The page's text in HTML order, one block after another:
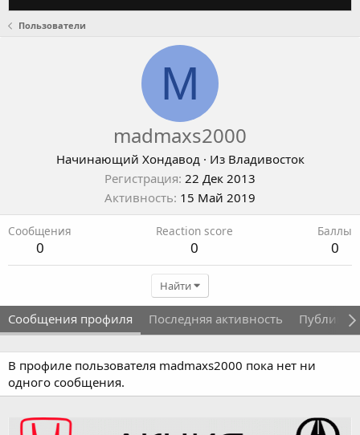
Пользователи
M
madmaxs2000
Начинающий Хондавод · Из Владивосток
Регистрация 22 Дек 2013
Активность 15 Май 2019
Сообщения
0
Reaction score
0
Баллы
0
Найти
Сообщения профиля Последняя активность
В профиле пользователя madmaxs2000 пока нет ни
одного сообщения.